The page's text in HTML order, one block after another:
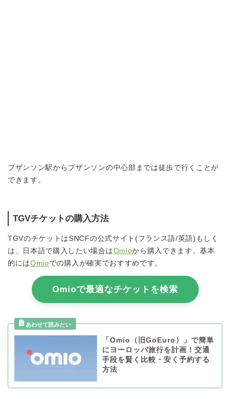
ブザンソン駅からブザンソンの中心部までは徒歩で行くことが
できます。
TGVチケットの購入方法
TGVのチケットはSNCFの公式サイト(フランス語/英語)もしく
は、日本語で購入したい場合はOmioから購入できます。基本
的にはOmioでの購入が確実でおすすめです。
Omioで最適なチケットを検索
「Omio（旧GoEuro）」で簡単
にヨーロッパ旅行を計画！交通
手段を賢く比較・安く予約する
方法